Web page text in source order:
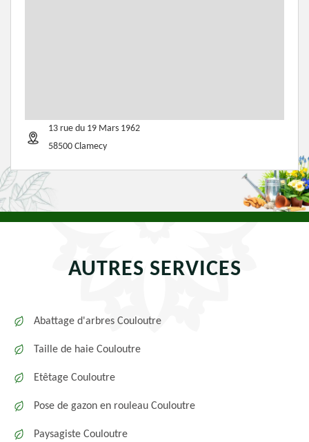
13 rue du 19 Mars 1962
58500 Clamecy
AUTRES SERVICES
Abattage d'arbres Couloutre
Taille de haie Couloutre
Etêtage Couloutre
Pose de gazon en rouleau Couloutre
Paysagiste Couloutre